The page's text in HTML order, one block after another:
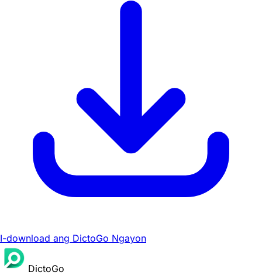
I-download ang DictoGo Ngayon
DictoGo